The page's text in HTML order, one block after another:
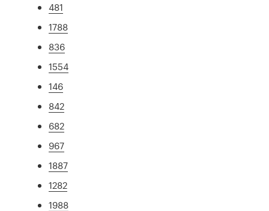
481
1788
836
1554
146
842
682
967
1887
1282
1988